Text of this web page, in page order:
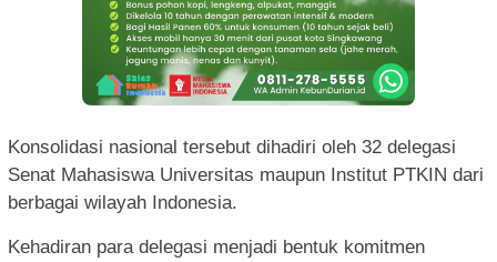
Konsolidasi nasional tersebut dihadiri oleh 32 delegasi
Senat Mahasiswa Universitas maupun Institut PTKIN dari
berbagai wilayah Indonesia.
Kehadiran para delegasi menjadi bentuk komitmen